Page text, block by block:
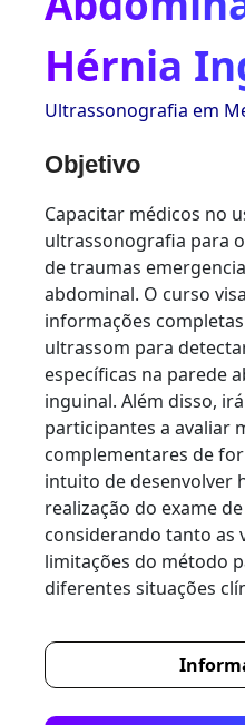
Hérnia
Ultrassonografia em
Objetivo
Capacitar médicos no
ultrassonografia para
de traumas
abdominal. O curso
informações
ultrassom para
específicas na parede
inguinal. Além disso,
participantes a avaliar
complementares de
intuito de desenvolver
realização do exame
considerando tanto as
limitações do método
diferentes situações